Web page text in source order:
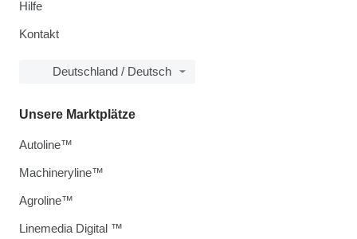
Hilfe
Kontakt
Deutschland / Deutsch
Unsere Marktplätze
Autoline™
Machineryline™
Agroline™
Linemedia Digital ™